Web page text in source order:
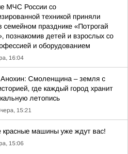
МЧС России со
техникой приняли
семейном празднике «Потрогай
познакомив детей и взрослых со
и оборудованием
16:04
Смоленщина – земля с
где каждый город хранит
летопись
15:21
машины уже ждут вас!
15:06